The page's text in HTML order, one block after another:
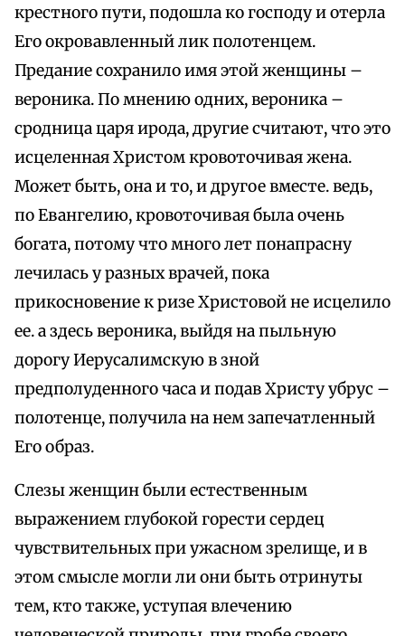
крестного пути, подошла ко господу и отерла
Его окровавленный лик полотенцем.
Предание сохранило имя этой женщины –
вероника. По мнению одних, вероника –
сродница царя ирода, другие считают, что это
исцеленная Христом кровоточивая жена.
Может быть, она и то, и другое вместе. ведь,
по Евангелию, кровоточивая была очень
богата, потому что много лет понапрасну
лечилась у разных врачей, пока
прикосновение к ризе Христовой не исцелило
ее. а здесь вероника, выйдя на пыльную
дорогу Иерусалимскую в зной
предполуденного часа и подав Христу убрус –
полотенце, получила на нем запечатленный
Его образ.
Слезы женщин были естественным
выражением глубокой горести сердец
чувствительных при ужасном зрелище, и в
этом смысле могли ли они быть отринуты
тем, кто также, уступая влечению